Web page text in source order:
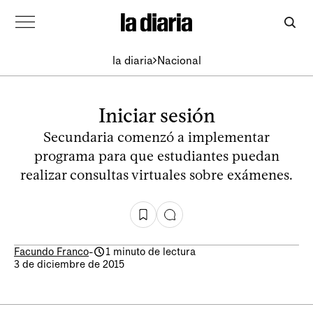
la diaria Nacional
Iniciar sesión
Secundaria comenzó a implementar
programa para que estudiantes puedan
realizar consultas virtuales sobre exámenes.
Facundo Franco-
1 minuto de lectura
3 de diciembre de 2015